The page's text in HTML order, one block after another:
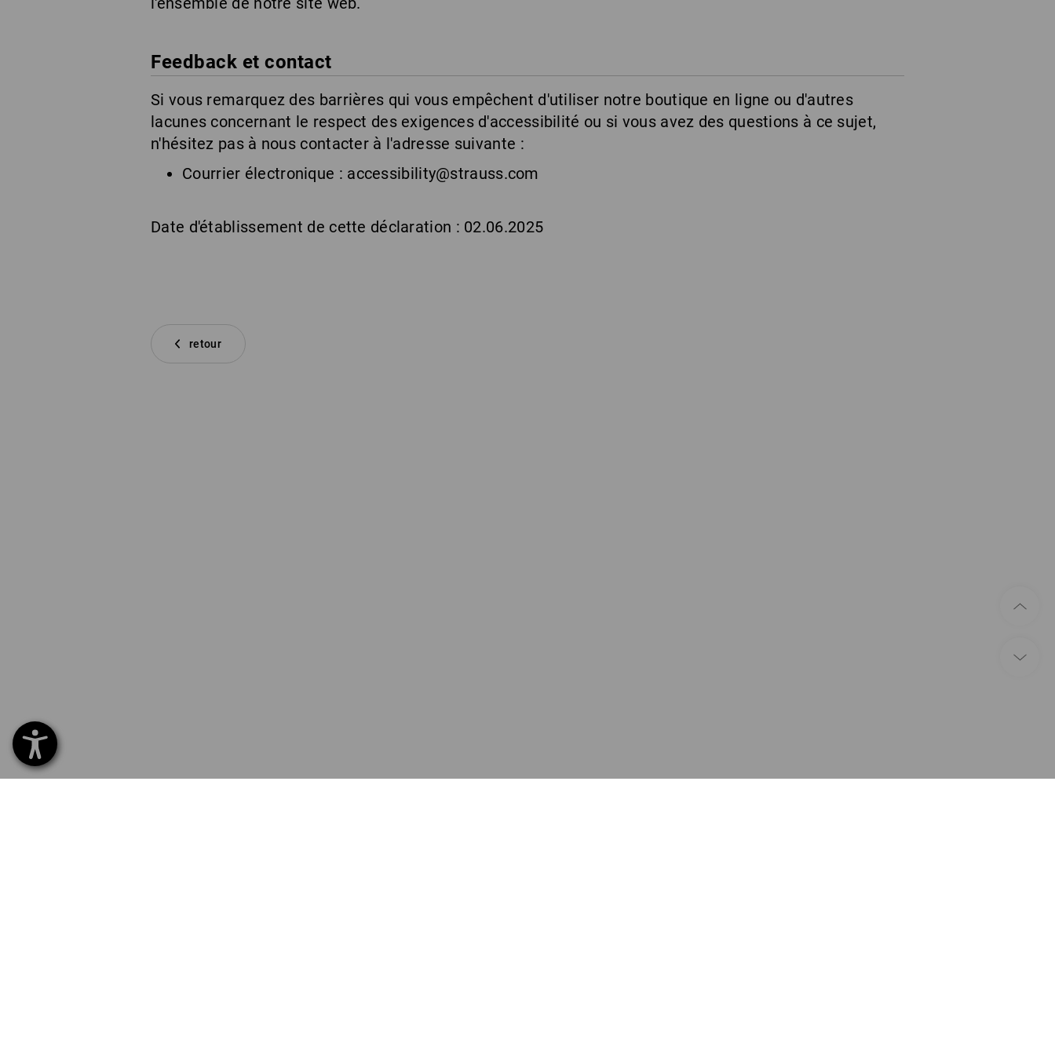
Feedback et contact
Si vous remarquez des barrières qui vous empêchent d'utiliser notre boutique en ligne ou d'autres
lacunes concernant le respect des exigences d'accessibilité ou si vous avez des questions à ce sujet,
n'hésitez pas à nous contacter à l'adresse suivante :
Courrier électronique : accessibility@strauss.com
Date d'établissement de cette déclaration : 02.06.2025
retour